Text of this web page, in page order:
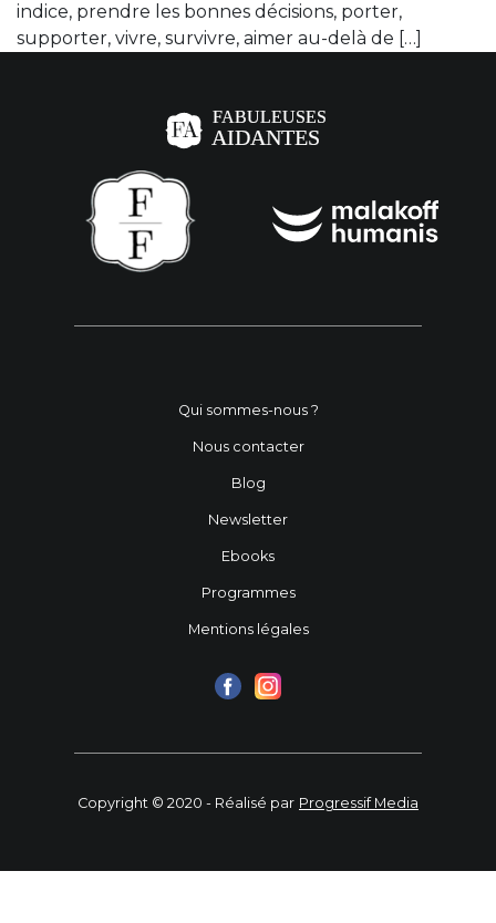
indice, prendre les bonnes décisions, porter,
supporter, vivre, survivre, aimer au-delà de […]
Qui sommes-nous ?
Nous contacter
Blog
Newsletter
Ebooks
Programmes
Mentions légales
Copyright © 2020 - Réalisé par Progressif Media